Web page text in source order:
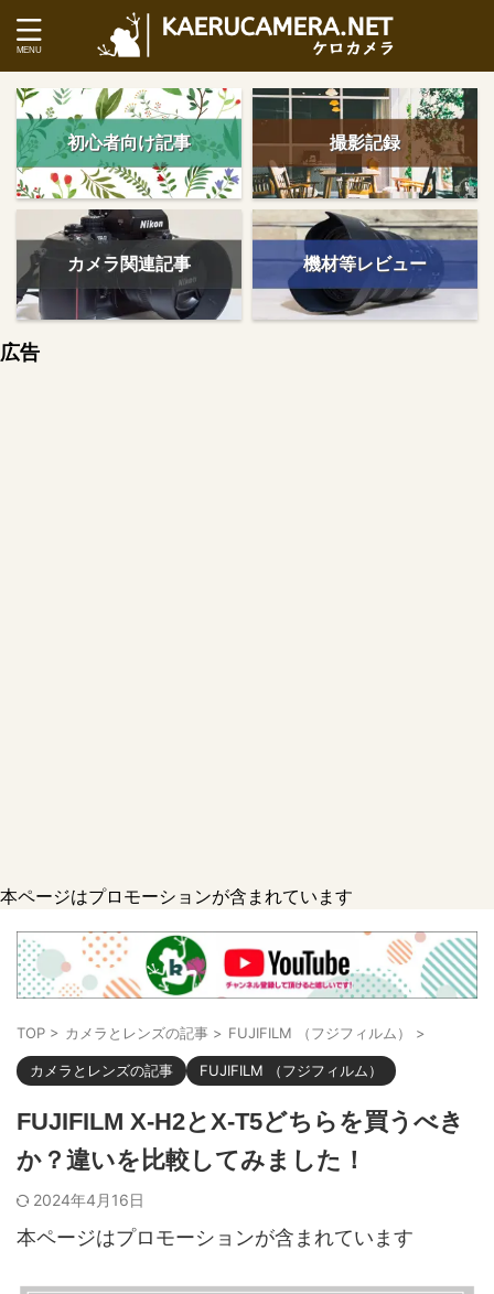
初心者向け記事 撮影記録
カメラ関連記事 機材等レビュー
広告
本ページはプロモーションが含まれています
TOP > カメラとレンズの記事 > FUJIFILM （フジフィルム） >
カメラとレンズの記事 FUJIFILM （フジフィルム）
FUJIFILM X-H2とX-T5どちらを買うべき
か？違いを比較してみました！
2024年4月16日
本ページはプロモーションが含まれています